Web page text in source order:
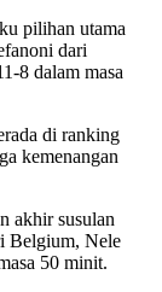
pilihan utama
dari
8 dalam masa
di ranking
kemenangan
akhir susulan
Belgium, Nele
50 minit.